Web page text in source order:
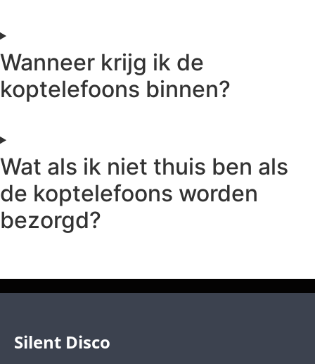
Wanneer krijg ik de
koptelefoons binnen?
Wat als ik niet thuis ben als
de koptelefoons worden
bezorgd?
Silent Disco